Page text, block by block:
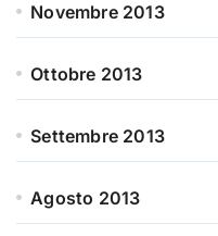
Novembre 2013
Ottobre 2013
Settembre 2013
Agosto 2013